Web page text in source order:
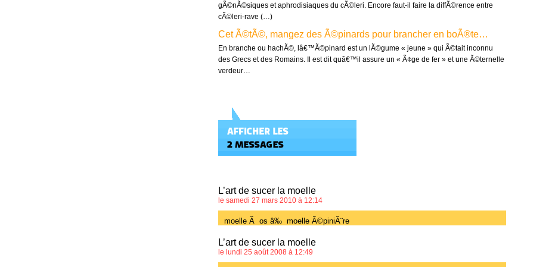
gÃ©nÃ©siques et aphrodisiaques du cÃ©leri. Encore faut-il faire la diffÃ©rence entre
cÃ©leri-rave (…)
Cet Ã©tÃ©, mangez des Ã©pinards pour brancher en boÃ®te…
En branche ou hachÃ©, lâ€™Ã©pinard est un lÃ©gume « jeune » qui Ã©tait inconnu
des Grecs et des Romains. Il est dit quâ€™il assure un « Ã¢ge de fer » et une Ã©ternelle
verdeur…
L’art de sucer la moelle
le samedi 27 mars 2010 à 12:14
moelle Ã os â‰ moelle Ã©piniÃ¨re
L’art de sucer la moelle
le lundi 25 août 2008 à 12:49